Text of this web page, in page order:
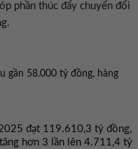
phần thúc đẩy chuyển đổi
gần 58.000 tỷ đồng, hàng
2025 đạt 119.610,3 tỷ đồng,
hơn 3 lần lên 4.711,4 tỷ